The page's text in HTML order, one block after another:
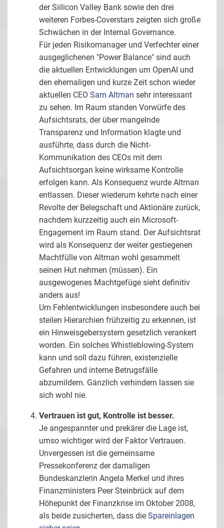
der Siilicon Valley Bank sowie den drei
weiteren Forbes-Coverstars zeigten sich große
Schwächen in der Internal Governance.
Für jeden Risikomanager und Verfechter einer
ausgeglichenen "Power Balance" sind auch
die aktuellen Entwicklungen um OpenAI und
den ehemaligen und kurze Zeit schon wieder
aktuellen CEO Sam Altman sehr interessant
zu sehen. Im Raum standen Vorwürfe des
Aufsichtsrats, der über mangelnde
Transparenz und Information klagte und
ausführte, dass durch die Nicht-
Kommunikation des CEOs mit dem
Aufsichtsorgan keine wirksame Kontrolle
erfolgen kann. Als Konsequenz wurde Altman
entlassen. Dieser wiederum kehrte nach einer
Revolte der Belegschaft und Aktionäre zurück,
nachdem kurzzeitig auch ein Microsoft-
Engagement im Raum stand. Der Aufsichtsrat
wird als Konsequenz der weiter gestiegenen
Machtfülle von Altman wohl gesammelt
seinen Hut nehmen (müssen). Ein
ausgewogenes Machtgefüge sieht definitiv
anders aus!
Um Fehlentwicklungen insbesondere auch bei
steilen Hierarchien frühzeitig zu erkennen, ist
ein Hinweisgebersystem gesetzlich verankert
worden. Ein solches Whistleblowing-System
kann und soll dazu führen, existenzielle
Gefahren und interne Betrugsfälle
abzumildern. Gänzlich verhindern lassen sie
sich wohl nie.
Vertrauen ist gut, Kontrolle ist besser.
Je angespannter und prekärer die Lage ist,
umso wichtiger wird der Faktor Vertrauen.
Unvergessen ist die gemeinsame
Pressekonferenz der damaligen
Bundeskanzlerin Angela Merkel und ihres
Finanzministers Peer Steinbrück auf dem
Höhepunkt der Finanzkrise im Oktober 2008,
als beide zusicherten, dass die Spareinlagen